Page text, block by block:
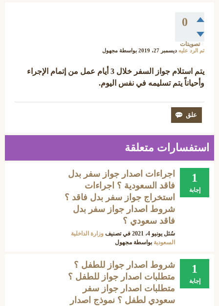
0
تصويتات
تم الرد عليه ديسمبر 27، 2019 بواسطة مجهول
يتم استلام جواز السفر خلال 3 أيام عمل من إتمام الإجراء
وأحياناً يتم تسليمه في نفس اليوم.
استفسارات متعلقة
1
إجابة
اجراءات اصدار جواز سفر بدل
فاقد السعودية ؟ اجراءات
استخراج جواز سفر بدل فاقد ؟
شروط اصدار جواز سفر بدل
فاقد سعودي ؟
سُئل يونيو 4، 2021 في تصنيف وزارة الداخلية
السعودية بواسطة مجهول
1
إجابة
شروط اصدار جواز للطفل ؟
متطلبات اصدار جواز للطفل ؟
متطلبات اصدار جواز سفر
سعودي لطفل ؟ نموذج اصدار